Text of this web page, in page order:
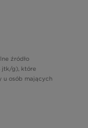
źródło
jtk/g), które
osób mających